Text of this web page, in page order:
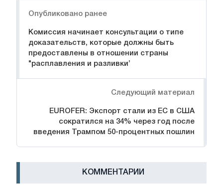
Опубликовано ранее
Комиссия начинает консультации о типе
доказательств, которые должны быть
предоставлены в отношении страны
"расплавления и разливки’
Следующий материал
EUROFER: Экспорт стали из ЕС в США
сократился на 34% через год после
введения Трампом 50-процентных пошлин
КОММЕНТАРИИ